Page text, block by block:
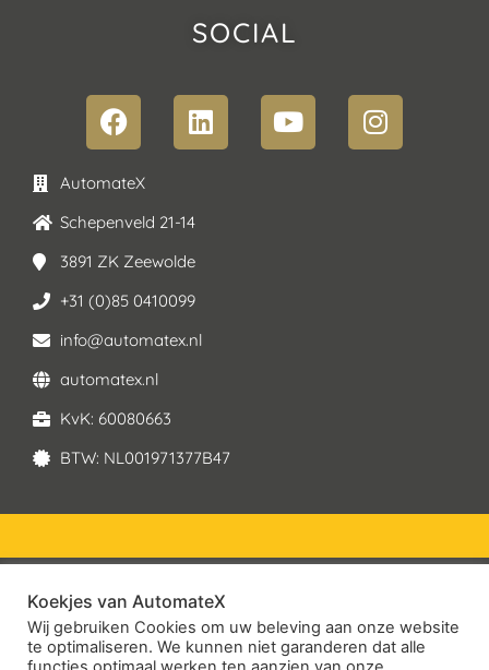
SOCIAL
AutomateX
Schepenveld 21-14
3891 ZK Zeewolde
+31 (0)85 0410099
info@automatex.nl
automatex.nl
KvK: 60080663
BTW: NL001971377B47
© 2026 – AutomateX | All rights reserved
Service Voorwaarden
Koekjes van AutomateX
Wij gebruiken Cookies om uw beleving aan onze website
te optimaliseren. We kunnen niet garanderen dat alle